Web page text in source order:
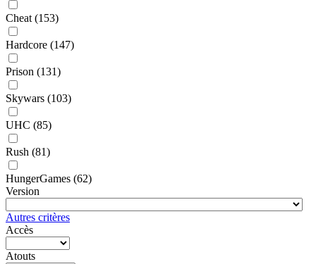
Cheat (153)
Hardcore (147)
Prison (131)
Skywars (103)
UHC (85)
Rush (81)
HungerGames (62)
Version
Autres critères
Accès
Atouts